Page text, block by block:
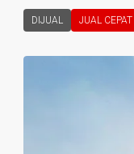
DIJUAL JUAL CEPAT